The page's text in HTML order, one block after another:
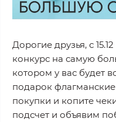
Дорогие друзья, с
конкурс на самую
котором у вас будет
подарок
покупки и копите
подсчет и объявим